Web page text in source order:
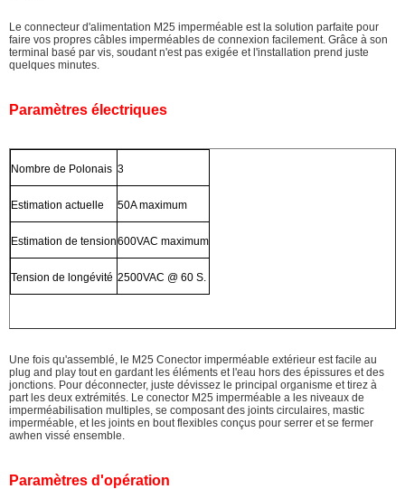
Le connecteur d'alimentation M25 imperméable est la solution parfaite pour
faire vos propres câbles imperméables de connexion facilement. Grâce à son
terminal basé par vis, soudant n'est pas exigée et l'installation prend juste
quelques minutes.
Paramètres électriques
Nombre de Polonais 3
Estimation actuelle 50A maximum
Estimation de tension600VAC maximum
Tension de longévité 2500VAC @ 60 S.
Une fois qu'assemblé, le M25 Conector imperméable extérieur est facile au
plug and play tout en gardant les éléments et l'eau hors des épissures et des
jonctions. Pour déconnecter, juste dévissez le principal organisme et tirez à
part les deux extrémités. Le conector M25 imperméable a les niveaux de
imperméabilisation multiples, se composant des joints circulaires, mastic
imperméable, et les joints en bout flexibles conçus pour serrer et se fermer
awhen vissé ensemble.
Paramètres d'opération